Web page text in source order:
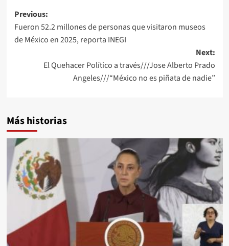
Post
navigation
Previous:
Fueron 52.2 millones de personas que visitaron museos
de México en 2025, reporta INEGI
Next:
El Quehacer Político a través///Jose Alberto Prado
Angeles///“México no es piñata de nadie”
Más historias